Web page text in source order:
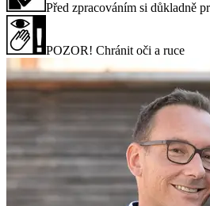
Před zpracováním si důkladně
POZOR! Chránit oči a ruce